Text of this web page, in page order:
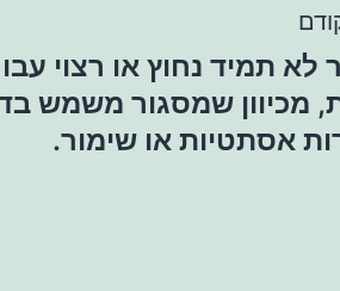
לא תמיד נחוץ או רצוי
מכיוון שמסגור משמש
אסתטיות או שימור.